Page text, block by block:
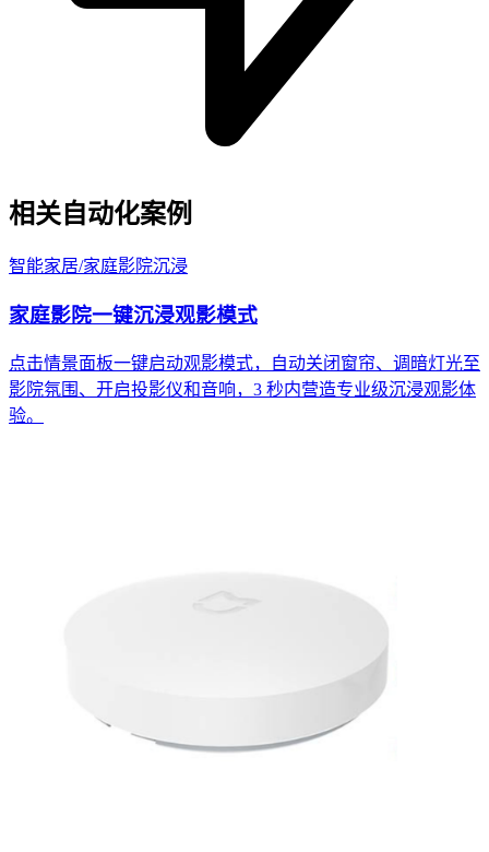
相关自动化案例
智能家居/家庭影院沉浸
家庭影院一键沉浸观影模式
点击情景面板一键启动观影模式，自动关闭窗帘、调暗灯光至
影院氛围、开启投影仪和音响，3 秒内营造专业级沉浸观影体
验。